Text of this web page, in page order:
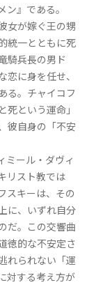
』である。
女が嫁ぐ王の甥
統一とともに死
騎兵長の男ド
に身を任せ、
る。チャイコフ
という運命」
彼自身の「不安
ミール・ダヴィ
リスト教では
スキーは、その
に、いずれ自分
だ。この交響曲
徳的な不安定さ
れられない「運
対する考え方が